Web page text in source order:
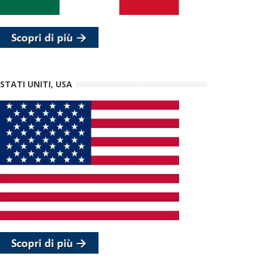
STATI UNITI, USA